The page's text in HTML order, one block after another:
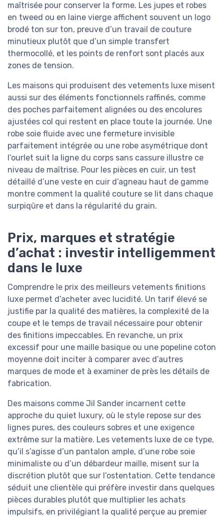
maîtrisée pour conserver la forme. Les jupes et robes
en tweed ou en laine vierge affichent souvent un logo
brodé ton sur ton, preuve d’un travail de couture
minutieux plutôt que d’un simple transfert
thermocollé, et les points de renfort sont placés aux
zones de tension.
Les maisons qui produisent des vetements luxe misent
aussi sur des éléments fonctionnels raffinés, comme
des poches parfaitement alignées ou des encolures
ajustées col qui restent en place toute la journée. Une
robe soie fluide avec une fermeture invisible
parfaitement intégrée ou une robe asymétrique dont
l’ourlet suit la ligne du corps sans cassure illustre ce
niveau de maîtrise. Pour les pièces en cuir, un test
détaillé d’une veste en cuir d’agneau haut de gamme
montre comment la qualité couture se lit dans chaque
surpiqûre et dans la régularité du grain.
Prix, marques et stratégie
d’achat : investir intelligemment
dans le luxe
Comprendre le prix des meilleurs vetements finitions
luxe permet d’acheter avec lucidité. Un tarif élevé se
justifie par la qualité des matières, la complexité de la
coupe et le temps de travail nécessaire pour obtenir
des finitions impeccables. En revanche, un prix
excessif pour une maille basique ou une popeline coton
moyenne doit inciter à comparer avec d’autres
marques de mode et à examiner de près les détails de
fabrication.
Des maisons comme Jil Sander incarnent cette
approche du quiet luxury, où le style repose sur des
lignes pures, des couleurs sobres et une exigence
extrême sur la matière. Les vetements luxe de ce type,
qu’il s’agisse d’un pantalon ample, d’une robe soie
minimaliste ou d’un débardeur maille, misent sur la
discrétion plutôt que sur l’ostentation. Cette tendance
séduit une clientèle qui préfère investir dans quelques
pièces durables plutôt que multiplier les achats
impulsifs, en privilégiant la qualité perçue au premier